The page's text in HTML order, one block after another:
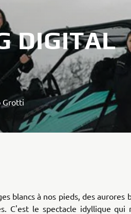
DIGITAL
Grotti
blancs à nos pieds, des
C'est le spectacle idyllique qui